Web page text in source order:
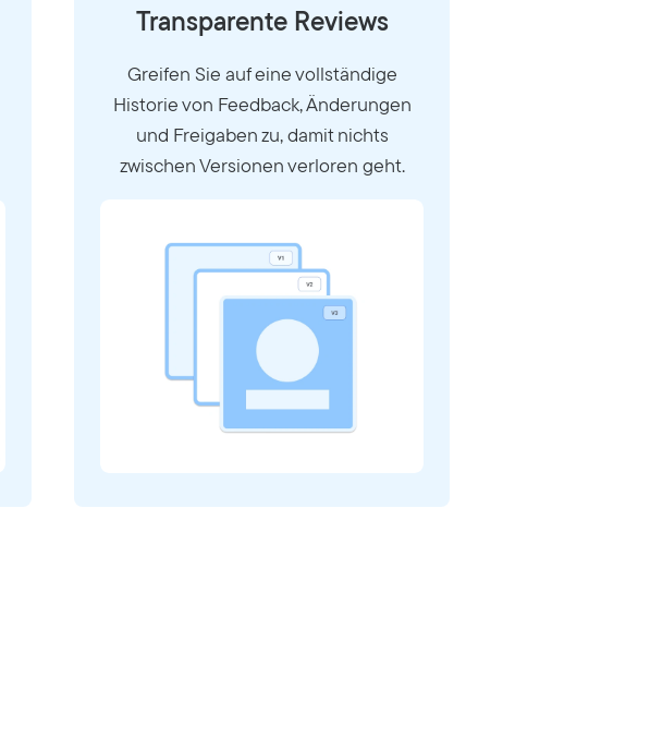
Transparente Reviews
Greifen Sie auf eine vollständige
Historie von Feedback, Änderungen
und Freigaben zu, damit nichts
zwischen Versionen verloren geht.